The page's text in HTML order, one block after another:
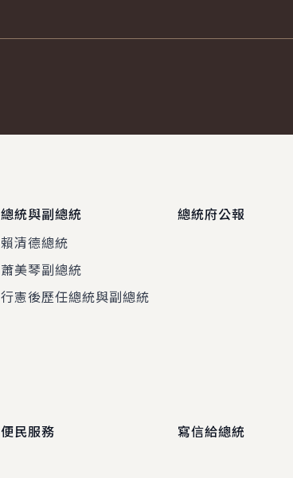
總統與副總統
賴清德總統
蕭美琴副總統
行憲後歷任總統與副總統
總統府公報
便民服務 寫信給總統